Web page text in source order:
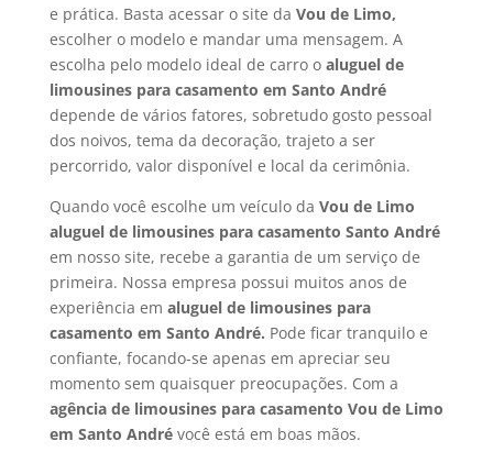
e prática. Basta acessar o site da Vou de Limo,
escolher o modelo e mandar uma mensagem. A
escolha pelo modelo ideal de carro o aluguel de
limousines para casamento em Santo André
depende de vários fatores, sobretudo gosto pessoal
dos noivos, tema da decoração, trajeto a ser
percorrido, valor disponível e local da cerimônia.
Quando você escolhe um veículo da Vou de Limo
aluguel de limousines para casamento Santo André
em nosso site, recebe a garantia de um serviço de
primeira. Nossa empresa possui muitos anos de
experiência em aluguel de limousines para
casamento em Santo André. Pode ficar tranquilo e
confiante, focando-se apenas em apreciar seu
momento sem quaisquer preocupações. Com a
agência de limousines para casamento Vou de Limo
em Santo Andrévocê está em boas mãos.